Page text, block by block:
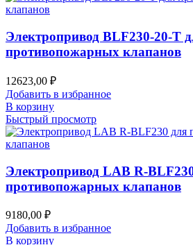
Электропривод BLF230-20-T
противопожарных клапанов
12623,00 ₽
Добавить в избранное
В корзину
Быстрый просмотр
Электропривод LAB R-
противопожарных клапанов
9180,00 ₽
Добавить в избранное
В корзину